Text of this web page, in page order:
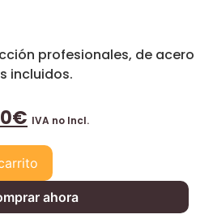
profesionales, de acero
incluidos.
€ IVA no Incl.
ahora